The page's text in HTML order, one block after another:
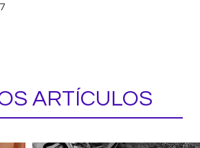
ARTÍCULOS